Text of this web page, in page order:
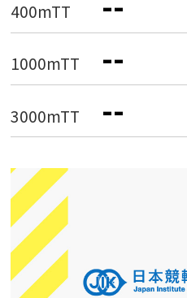
400mTT
1000mTT --
3000mTT --